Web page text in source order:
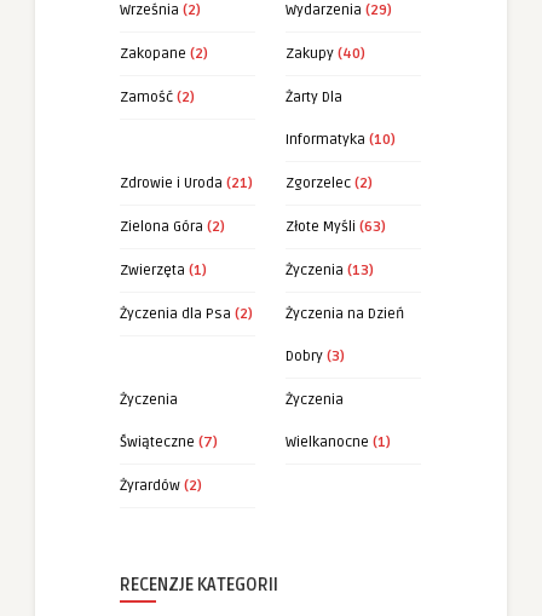
Września (2) Wydarzenia (29)
Zakopane (2) Zakupy (40)
Zamość (2) Żarty Dla
Informatyka (10)
Zdrowie i Uroda (21) Zgorzelec (2)
Zielona Góra (2) Złote Myśli (63)
Zwierzęta (1) Życzenia (13)
Życzenia dla Psa (2) Życzenia na Dzień
Dobry (3)
Życzenia
Świąteczne (7)
Życzenia
Wielkanocne (1)
Żyrardów (2)
RECENZJE KATEGORII